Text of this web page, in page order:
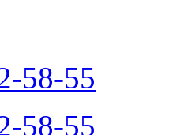
58-55
58-55